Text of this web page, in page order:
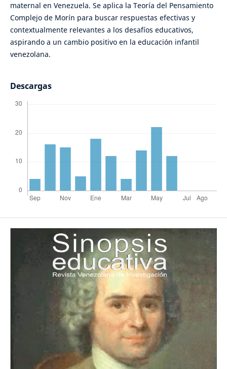
maternal en Venezuela. Se aplica la Teoría del Pensamiento
Complejo de Morín para buscar respuestas efectivas y
contextualmente relevantes a los desafíos educativos,
aspirando a un cambio positivo en la educación infantil
venezolana.
Descargas